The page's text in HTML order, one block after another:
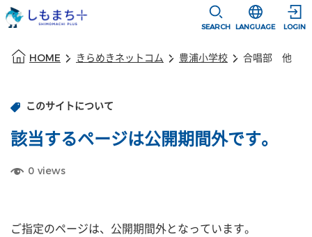
SEARCH
選択すると言
LANGUAGE LOGIN
HOME きらめきネットコム 豊浦小学校 合唱部 他
このサイトについて
該当するページは公開期間外です。
0 views
ご指定のページは、公開期間外となっています。